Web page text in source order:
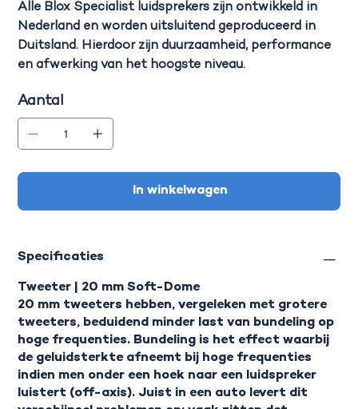
Alle Blox Specialist luidsprekers zijn ontwikkeld in
Nederland en worden uitsluitend geproduceerd in
Duitsland. Hierdoor zijn duurzaamheid, performance
en afwerking van het hoogste niveau.
Aantal
In winkelwagen
Specificaties
Tweeter | 20 mm Soft-Dome
20 mm tweeters hebben, vergeleken met grotere
tweeters, beduidend minder last van bundeling op
hoge frequenties. Bundeling is het effect waarbij
de geluidsterkte afneemt bij hoge frequenties
indien men onder een hoek naar een luidspreker
luistert (off-axis). Juist in een auto levert dit